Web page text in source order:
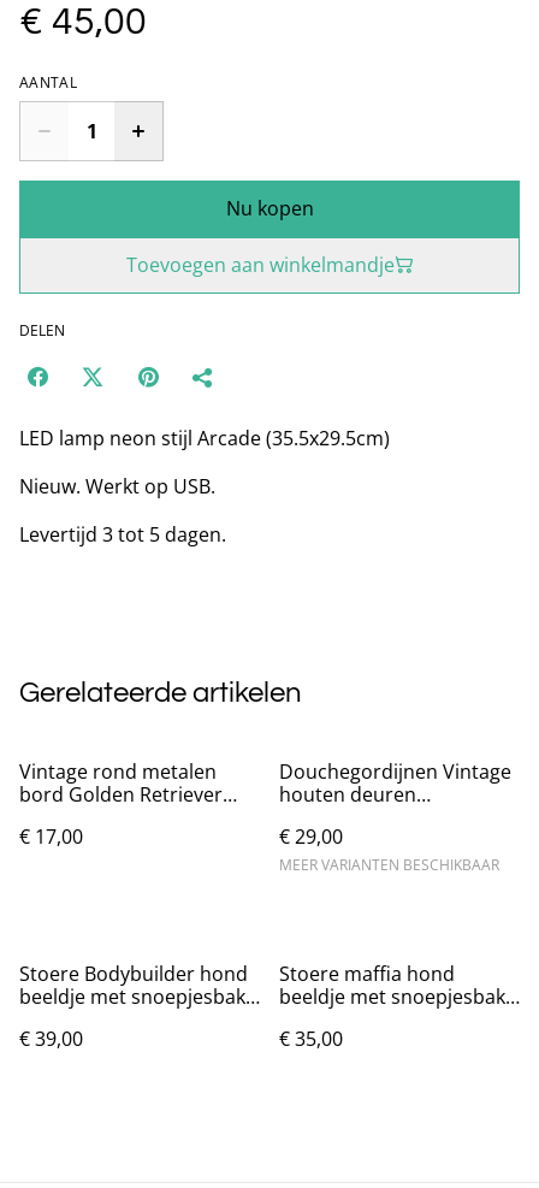
€ 45,00
AANTAL
Nu kopen
Toevoegen aan winkelmandje
DELEN
LED lamp neon stijl Arcade (35.5x29.5cm)
Nieuw. Werkt op USB.
Levertijd 3 tot 5 dagen.
Gerelateerde artikelen
Vintage rond metalen
bord Golden Retriever
€ 17,00
Douchegordijnen Vintage
houten deuren
€ 29,00
MEER VARIANTEN BESCHIKBAAR
Stoere Bodybuilder hond
beeldje met snoepjesbak
€ 39,00
Stoere maffia hond
beeldje met snoepjesbak
€ 35,00